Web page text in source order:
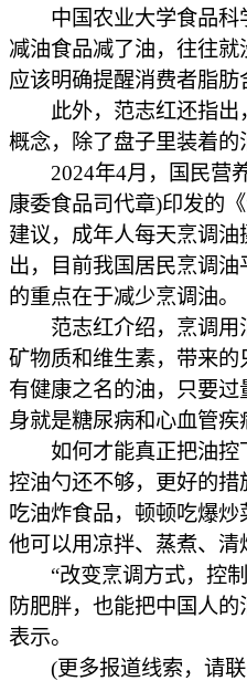
中国农业大学食品科
减油食品减了油，往往
应该明确提醒消费者脂
此外，范志红还指出
概念，除了盘子里装着的
2024年4月，国民营养
康委食品司代章)印发的
建议，成年人每天烹调
出，目前我国居民烹调
的重点在于减少烹调油。
范志红介绍，烹调用
矿物质和维生素，带来
有健康之名的油，只要
身就是糖尿病和心血管疾
如何才能真正把油控
控油勺还不够，更好的
吃油炸食品，顿顿吃爆
他可以用凉拌、蒸煮、
“改变烹调方式，控制
防肥胖，也能把中国人
表示。
(更多报道线索，请联